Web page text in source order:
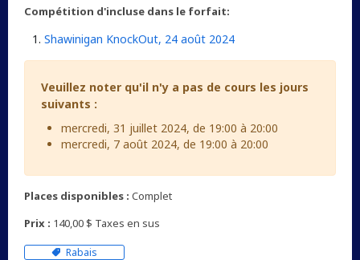
Compétition d'incluse dans le forfait:
Shawinigan KnockOut, 24 août 2024
Veuillez noter qu'il n'y a pas de cours les jours
suivants :
mercredi, 31 juillet 2024, de 19:00 à 20:00
mercredi, 7 août 2024, de 19:00 à 20:00
Places disponibles : Complet
Prix : 140,00 $ Taxes en sus
Rabais